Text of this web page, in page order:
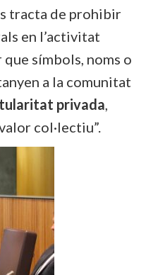
tracta de prohibir
en l’activitat
símbols, noms o
a la comunitat
privada,
col·lectiu”.